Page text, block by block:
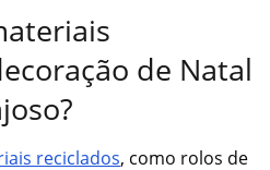
de Natal
reciclados, como rolos de